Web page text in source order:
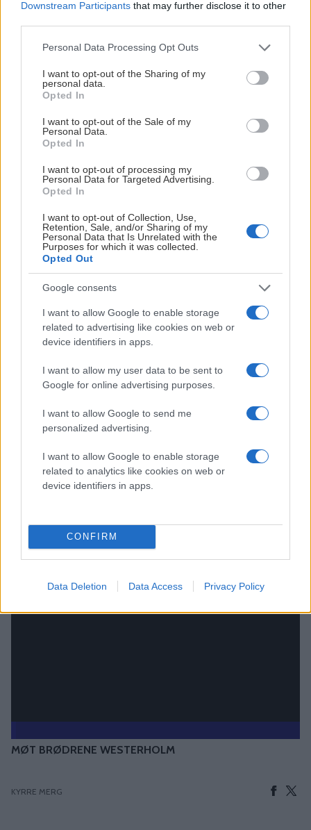
Downstream Participants that may further disclose it to other
Please note that this website/app uses one or more Google
not limited to your visit or usage behaviour. You may click to
grant or deny consent to Google and its third-party tags to
use your data for below specified purposes in below Google
consent section.
Personal Data Processing Opt Outs
I want to opt-out of the Sharing of my
personal data.
Opted In
I want to opt-out of the Sale of my
Personal Data.
Opted In
I want to opt-out of processing my
Personal Data for Targeted Advertising.
Opted In
I want to opt-out of Collection, Use,
Retention, Sale, and/or Sharing of my
Personal Data that Is Unrelated with the
Purposes for which it was collected.
Opted Out
Google consents
I want to allow Google to enable storage
related to advertising like cookies on web or
device identifiers in apps.
I want to allow my user data to be sent to
Google for online advertising purposes.
I want to allow Google to send me
personalized advertising.
I want to allow Google to enable storage
related to analytics like cookies on web or
device identifiers in apps.
CONFIRM
Data Deletion Data Access Privacy Policy
Han kontaktet selv tvillingene i begynnelsen av
sommerferien, som blant annet har spilt sammen med
tidligere Vålerenga-spiller Mats Rosseli Olsen i Frölunda og
nåværende VIF-profil Henrik Larsson i BIK Karlskoga.
-Da Morten tok kontakt og viste interesse syntes vi det
hørtes bra ut. Vi har også kjent Henrik (Larsson) siden vi
spilte i Karlskoga sammen for noen år siden, og han har
snakket masse positivt om klubben og Oslo. Så da tok vi
beslutningen, og nå er vi glade for å være her, sier Ponthus
Brødrene ankom Oslo så sent som i helgen, og stilte på
-Vi fikk et positivt førsteinntrykk. Hallen er veldig fin, og
treningene har gått bra. Det er harde treninger så vi er litt
passer oss bra, sier Pathrik Westerholm.
MØT BRØDRENE WESTERHOLM
KYRRE MERG